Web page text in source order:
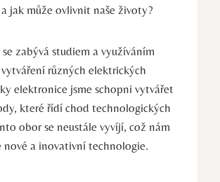
jak může ovlivnit naše životy?
zabývá studiem a využíváním
různých elektrických
elektronice jsme schopni vytvářet
které řídí chod technologických
obor se neustále vyvíjí, což nám
nové a inovativní technologie.